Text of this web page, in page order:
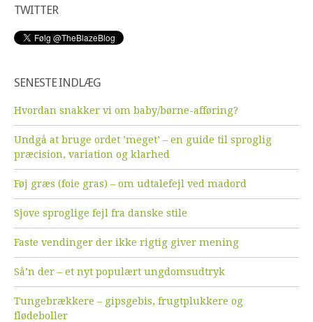
TWITTER
SENESTE INDLÆG
Hvordan snakker vi om baby/børne-afføring?
Undgå at bruge ordet ’meget’ – en guide til sproglig
præcision, variation og klarhed
Føj græs (foie gras) – om udtalefejl ved madord
Sjove sproglige fejl fra danske stile
Faste vendinger der ikke rigtig giver mening
Så’n der – et nyt populært ungdomsudtryk
Tungebrækkere – gipsgebis, frugtplukkere og
flødeboller